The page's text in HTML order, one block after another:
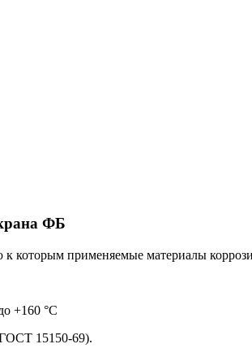
ФБ
которым применяемые материалы
+160 °С
15150-69).